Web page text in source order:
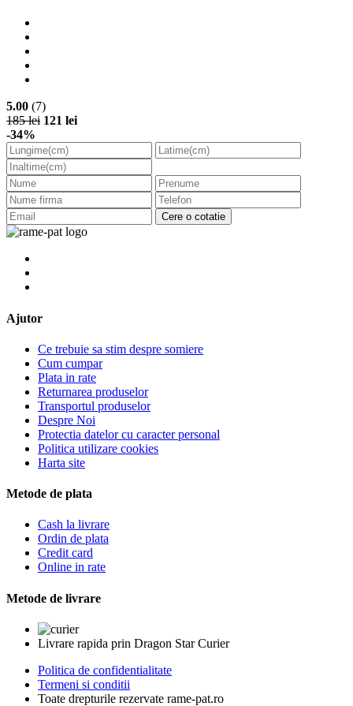
5.00 (7)
185 lei 121 lei
-34%
Cere o cotatie
Ajutor
Ce trebuie sa stim despre somiere
Cum cumpar
Plata in rate
Returnarea produselor
Transportul produselor
Despre Noi
Protectia datelor cu caracter personal
Politica utilizare cookies
Harta site
Metode de plata
Cash la livrare
Ordin de plata
Credit card
Online in rate
Metode de livrare
Livrare rapida prin Dragon Star Curier
Politica de confidentialitate
Termeni si conditii
Toate drepturile rezervate rame-pat.ro